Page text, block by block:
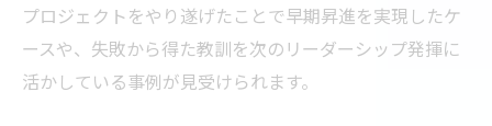
プロジェクトをやり遂げたことで早期昇進を実現したケ
ースや、失敗から得た教訓を次のリーダーシップ発揮に
活かしている事例が見受けられます。